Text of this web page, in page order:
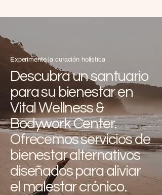
Experimente la curación holística
Descubra un santuario
para su bienestar en
Vital Wellness &
Bodywork Center.
Ofrecemos servicios de
bienestar alternativos
diseñados para aliviar
el malestar crónico.